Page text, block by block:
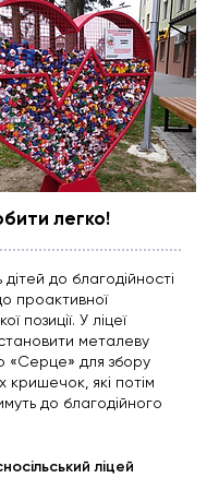
легко!
дітей до благодійності
проактивної
позиції. У ліцеї
металеву
«Серце» для збору
кришечок, які потім
до благодійного
ліцей